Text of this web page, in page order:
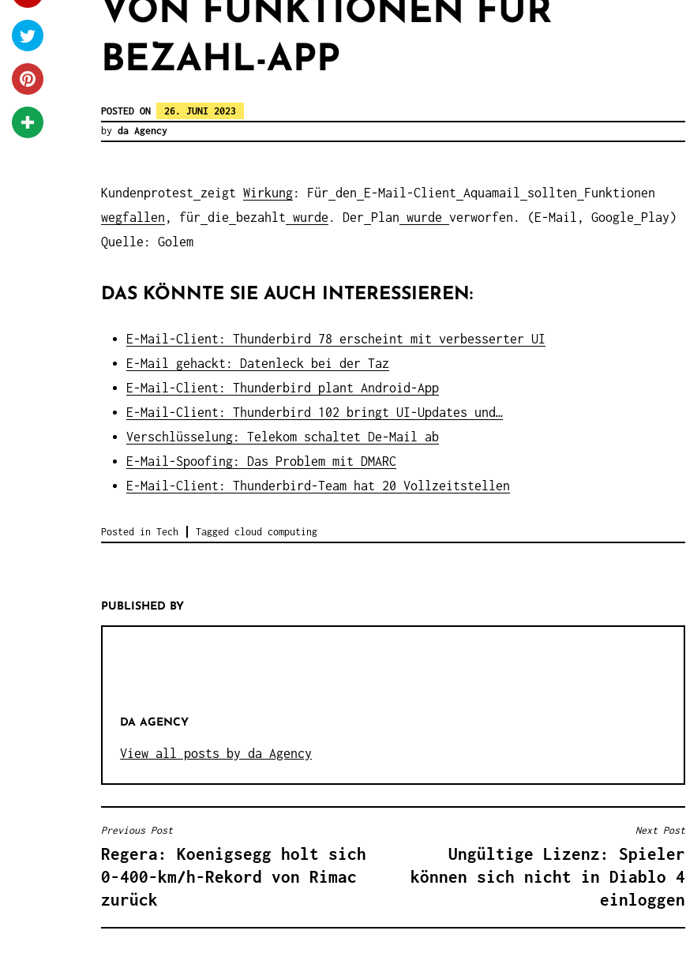
VON FUNKTIONEN FÜR
BEZAHL-APP
POSTED ON
26. JUNI 2023
by da Agency
Kundenprotest zeigt Wirkung: Für den E-Mail-Client Aquamail sollten
Funktionen
wegfallen , für die bezahlt wurde . Der Plan wurde verworfen. (E-Mail, Google
Play)
Quelle: Golem
DAS KÖNNTE SIE AUCH INTERESSIEREN:
E-Mail-Client: Thunderbird 78 erscheint mit verbesserter UI
E-Mail gehackt: Datenleck bei der Taz
E-Mail-Client: Thunderbird plant Android-App
E-Mail-Client: Thunderbird 102 bringt UI-Updates und…
Verschlüsselung: Telekom schaltet De-Mail ab
E-Mail-Spoofing: Das Problem mit DMARC
E-Mail-Client: Thunderbird-Team hat 20 Vollzeitstellen
Posted in Tech Tagged cloud computing
PUBLISHED BY
DA AGENCY
View all posts by da Agency
B
E
I
T
Previous Post
Regera: Koenigsegg holt sich
0-400-km/h-Rekord von Rimac
zurück
Next Post
Ungültige Lizenz: Spieler
können sich nicht in Diablo 4
einloggen